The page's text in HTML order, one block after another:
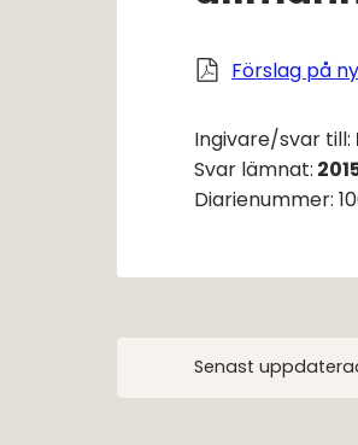
Förslag på
Ingivare/svar till:
Svar lämnat:
Diarienummer:
Senast